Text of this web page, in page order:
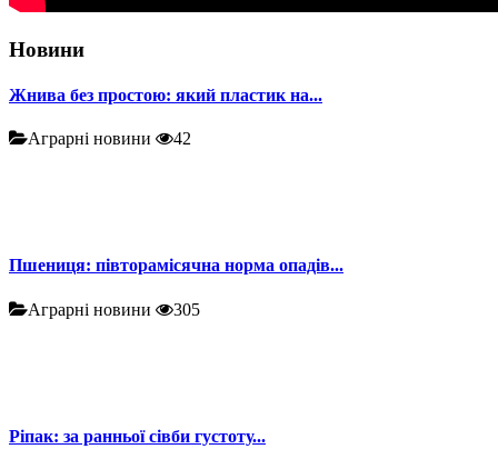
Новини
Жнива без простою: який пластик на...
Аграрні новини 42
Пшениця: півторамісячна норма опадів...
Аграрні новини 305
Ріпак: за ранньої сівби густоту...